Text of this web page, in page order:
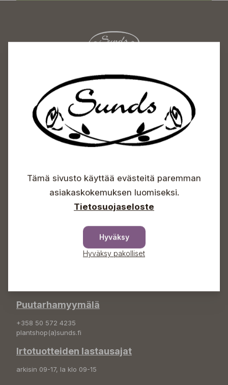
Sundin Puutarhakeskus
Avoinna
Arkisin 09-18
Lauantaisin 09-16
Sunnuntaisin Itsepalvelu
+358 50 388 9592
info(a)sunds.fi
Puutarhamyymälä
+358 50 572 4235
plantshop(a)sunds.fi
Irtotuotteiden lastausajat
arkisin 09-17, la klo 09-15
Tämä sivusto käyttää evästeitä paremman
asiakaskokemuksen luomiseksi.
Tietosuojaseloste
Hyväksy
Hyväksy pakolliset